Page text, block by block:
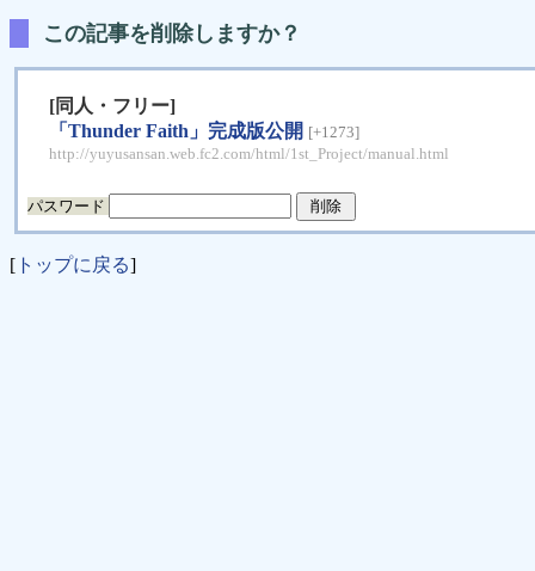
この記事を削除しますか？
[同人・フリー]
「Thunder Faith」完成版公開 [+1273]
http://yuyusansan.web.fc2.com/html/1st_Project/manual.html
パスワード
[ トップに戻る]